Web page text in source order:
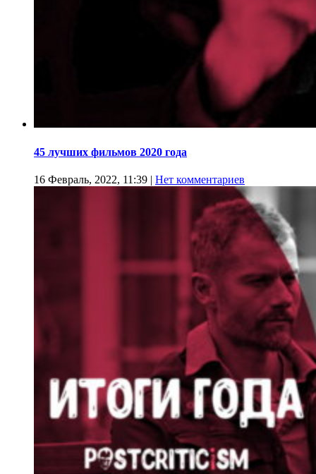
45 лучших фильмов 2020 года
16 Февраль, 2022, 11:39 | Нет комментариев